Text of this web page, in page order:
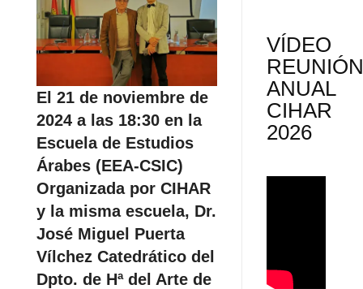
El 21 de noviembre de
2024 a las 18:30 en la
Escuela de Estudios
Árabes (EEA-CSIC)
Organizada por CIHAR
y la misma escuela, Dr.
José Miguel Puerta
Vílchez Catedrático del
Dpto. de Hª del Arte de
VÍDEO
ANUAL
CIHAR
2026